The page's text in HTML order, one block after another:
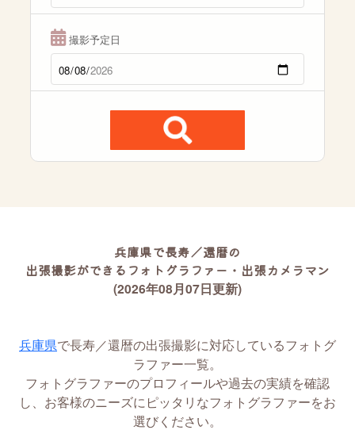
撮影予定日
兵庫県で長寿／還暦の
出張撮影ができるフォトグラファー・出張カメラマン
(2026年08月07日更新)
兵庫県で長寿／還暦の出張撮影に対応しているフォトグ
ラファー一覧。
フォトグラファーのプロフィールや過去の実績を確認
し、お客様のニーズにピッタリなフォトグラファーをお
選びください。